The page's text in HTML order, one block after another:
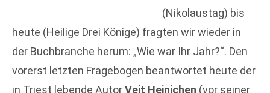
(Nikolaustag) bis
heute (Heilige Drei Könige) fragten wir wieder in
der Buchbranche herum: „Wie war Ihr Jahr?“. Den
vorerst letzten Fragebogen beantwortet heute der
in Triest lebende AutorVeit Heinichen (vor seiner